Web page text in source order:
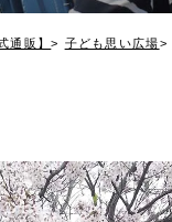
通販】 子ども思い広場